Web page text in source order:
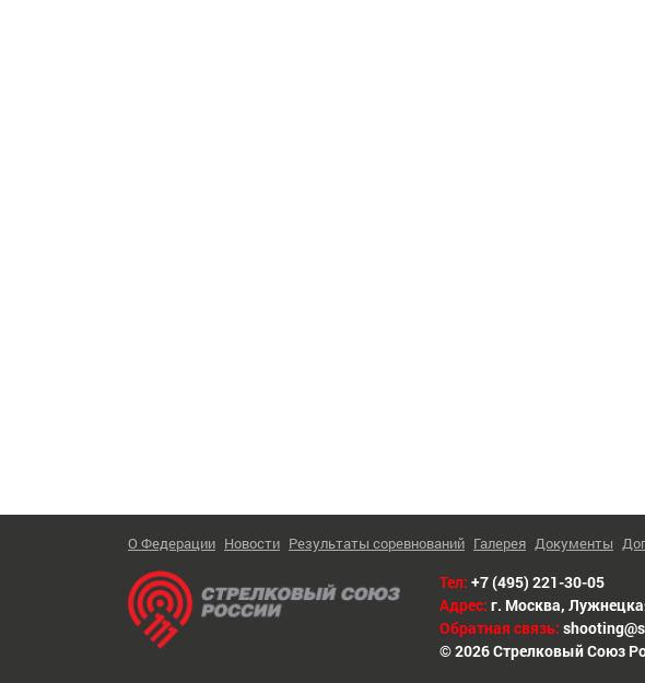
О Федерации Новости Результаты соревнований Галерея Документы
Тел: +7 (495) 221-30-05
Адрес: г. Москва,
Обратная связь:
© 2026 Стрелковый Союз